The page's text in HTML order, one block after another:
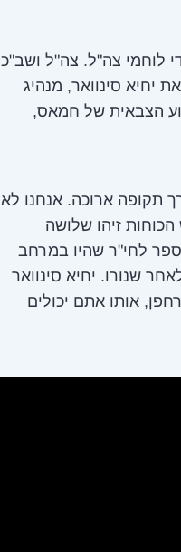
לוחמי צה"ל. צה"ל ושב"כ
יחיא סינוואר, מנהיג
הצבאית של חמאס,
תקופה ארוכה. אנחנו לא
זיהו שלושה
לחי"ר שהיו במרחב
שנורו. יחיא סינוואר
אותו אתם יכולים